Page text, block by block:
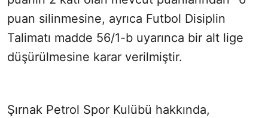
puan silinmesine, ayrıca Futbol Disiplin
Talimatı madde 56/1-b uyarınca bir alt lige
düşürülmesine karar verilmiştir.
Şırnak Petrol Spor Kulübü hakkında,